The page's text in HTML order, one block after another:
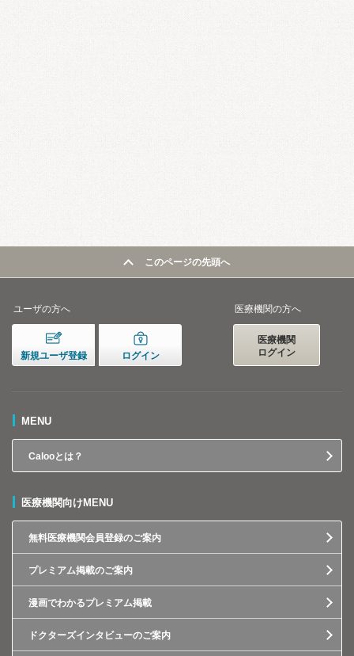
このページの先頭へ
ユーザの方へ
新規ユーザ登録 ログイン
医療機関の方へ
医療機関
ログイン
MENU
Calooとは？
医療機関向けMENU
無料医療機関会員登録のご案内
プレミアム掲載のご案内
漫画でわかるプレミアム掲載
ドクターズインタビューのご案内